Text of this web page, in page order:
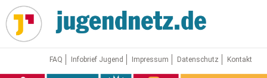
Direkt
zum
Inhalt
FAQ Infobrief Jugend Impressum Datenschutz Kontakt